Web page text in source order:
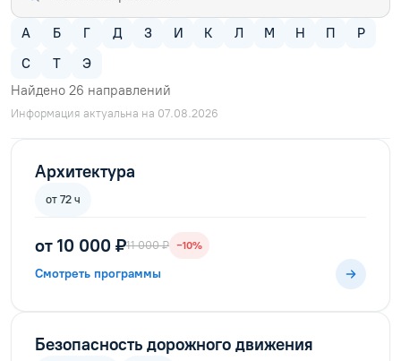
А Б Г Д З И К Л М Н П
Р
С
Т
Э
Найдено 26 направлений
Информация актуальна на 07.08.2026
Архитектура
от 72 ч
от 10 000 ₽11 000 ₽ −10%
Смотреть программы
Безопасность дорожного движения